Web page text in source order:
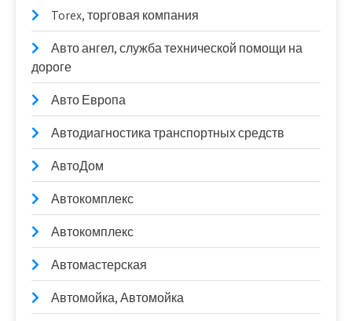
Torex, торговая компания
Авто ангел, служба технической помощи на
дороге
Авто Европа
Автодиагностика транспортных средств
АвтоДом
Автокомплекс
Автокомплекс
Автомастерская
Автомойка, Автомойка